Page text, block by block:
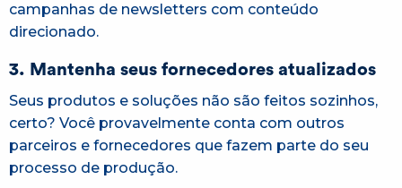
campanhas de newsletters com conteúdo
direcionado.
3. Mantenha seus fornecedores atualizados
Seus produtos e soluções não são feitos sozinhos,
certo? Você provavelmente conta com outros
parceiros e fornecedores que fazem parte do seu
processo de produção.